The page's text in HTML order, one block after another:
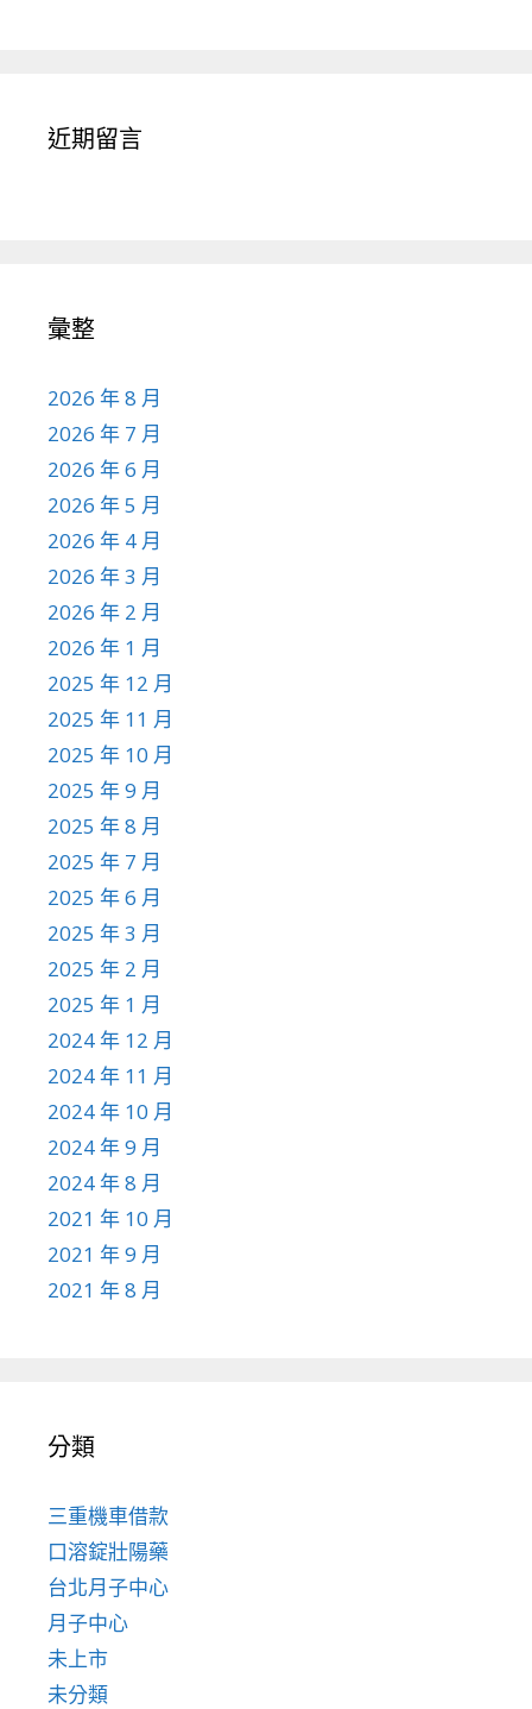
近期留言
彙整
2026 年 8 月
2026 年 7 月
2026 年 6 月
2026 年 5 月
2026 年 4 月
2026 年 3 月
2026 年 2 月
2026 年 1 月
2025 年 12 月
2025 年 11 月
2025 年 10 月
2025 年 9 月
2025 年 8 月
2025 年 7 月
2025 年 6 月
2025 年 3 月
2025 年 2 月
2025 年 1 月
2024 年 12 月
2024 年 11 月
2024 年 10 月
2024 年 9 月
2024 年 8 月
2021 年 10 月
2021 年 9 月
2021 年 8 月
分類
三重機車借款
口溶錠壯陽藥
台北月子中心
月子中心
未上市
未分類